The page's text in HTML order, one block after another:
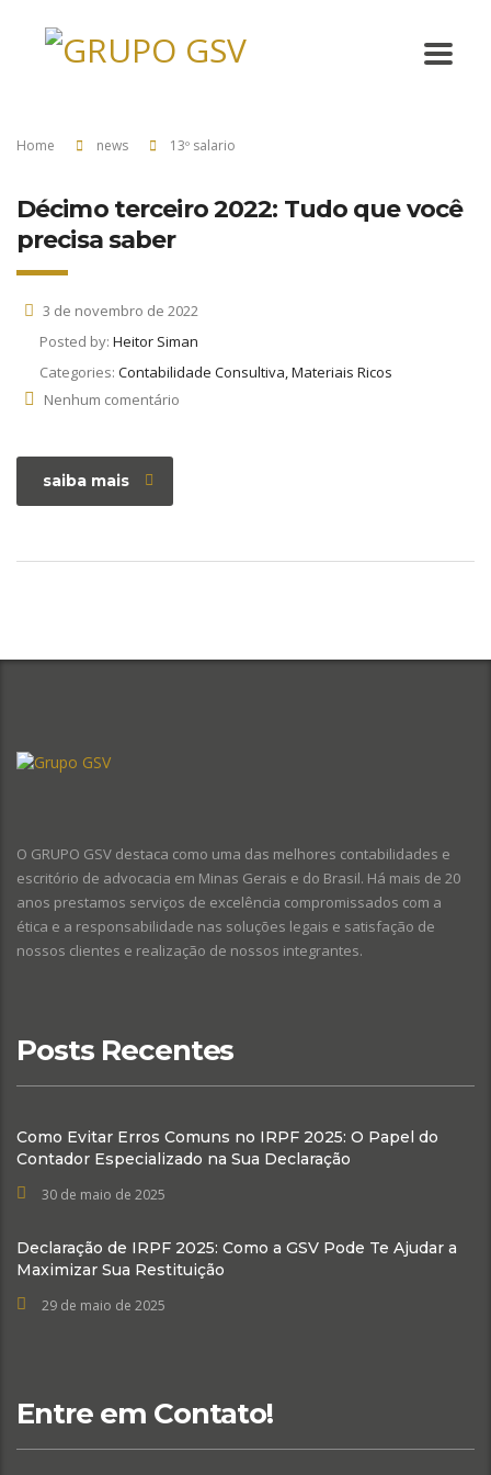
Home news 13º salario
Décimo terceiro 2022: Tudo que você
precisa saber
3 de novembro de 2022
Posted by: Heitor Siman
Categories: Contabilidade Consultiva, Materiais Ricos
Nenhum comentário
saiba mais
O GRUPO GSV destaca como uma das melhores contabilidades e
escritório de advocacia em Minas Gerais e do Brasil. Há mais de 20
anos prestamos serviços de excelência compromissados com a
ética e a responsabilidade nas soluções legais e satisfação de
nossos clientes e realização de nossos integrantes.
Posts Recentes
Como Evitar Erros Comuns no IRPF 2025: O Papel do
Contador Especializado na Sua Declaração
30 de maio de 2025
Declaração de IRPF 2025: Como a GSV Pode Te Ajudar a
Maximizar Sua Restituição
29 de maio de 2025
Entre em Contato!